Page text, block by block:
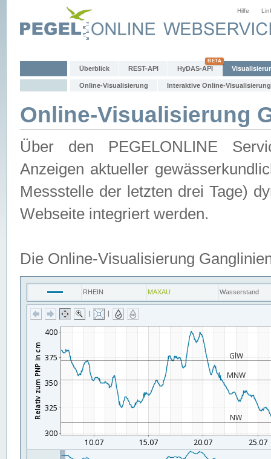
Hilfe
Überblick REST-API HyDAS-API
Online-Visualisierung Interaktive Online-Visualisierung
Online-Visualisierung
Über den PEGELONLINE
Anzeigen aktueller
Messstelle der letzten drei Tage)
Webseite integriert werden.
Die Online-Visualisierung